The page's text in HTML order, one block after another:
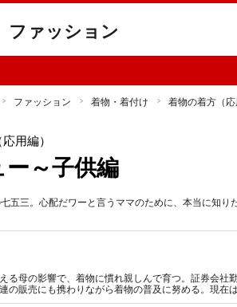
ファッション
ファッション 着物・着付け 着物の着方（応
用編）
～子供編
五三。心配だワーと言うママのために、本当に知り
る母の影響で、着物に慣れ親しんで育つ。証券会社
の販売にも携わりながら着物の普及に努める。現在
スコンサルティング、執筆、イベントの企画などを